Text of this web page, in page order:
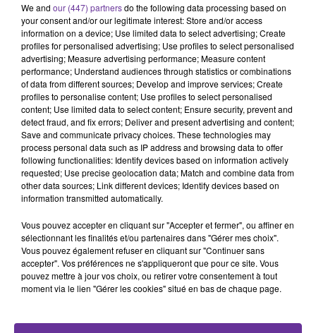
CORONA
BANQUE MONDIALE
MONNAIE
2 mars 2022 - 21 min 53 sec
LE JOURNAL DU LIBAN DU SOIR DU 2/3/2022
JS
EDITION DU JOURNAL DU LIBAN DU SOIR DU 2/3/2022
LE JOURNAL DU LIBAN DU SOIR DU 2/3/2022
We and our (447) partnersdo the following data processing based on
your consent and/or our legitimate interest: Store and/or access
information on a device; Use limited data to select advertising; Create
profiles for personalised advertising; Use profiles to select personalised
advertising; Measure advertising performance; Measure content
performance; Understand audiences through statistics or combinations
of data from different sources; Develop and improve services; Create
profiles to personalise content; Use profiles to select personalised
content; Use limited data to select content; Ensure security, prevent and
detect fraud, and fix errors; Deliver and present advertising and content;
Save and communicate privacy choices. These technologies may
process personal data such as IP address and browsing data to offer
following functionalities: Identify devices based on information actively
requested; Use precise geolocation data; Match and combine data from
other data sources; Link different devices; Identify devices based on
information transmitted automatically.
Vous pouvez accepter en cliquant sur "Accepter et fermer", ou affiner en
sélectionnant les finalités et/ou partenaires dans "Gérer mes choix".
Vous pouvez également refuser en cliquant sur "Continuer sans
accepter". Vos préférences ne s'appliqueront que pour ce site. Vous
pouvez mettre à jour vos choix, ou retirer votre consentement à tout
moment via le lien "Gérer les cookies" situé en bas de chaque page.